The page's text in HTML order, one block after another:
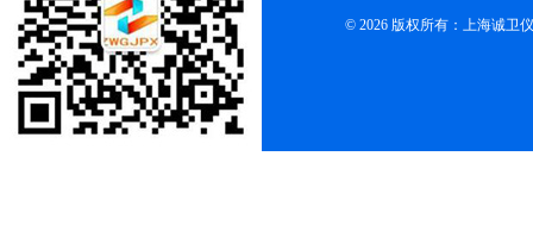
© 2026 版权所有：上海诚卫